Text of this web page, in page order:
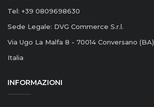
Tel: +39 0809698630
Sede Legale: DVG Commerce S.r.l.
Via Ugo La Malfa 8 - 70014 Conversano (BA)
Italia
INFORMAZIONI